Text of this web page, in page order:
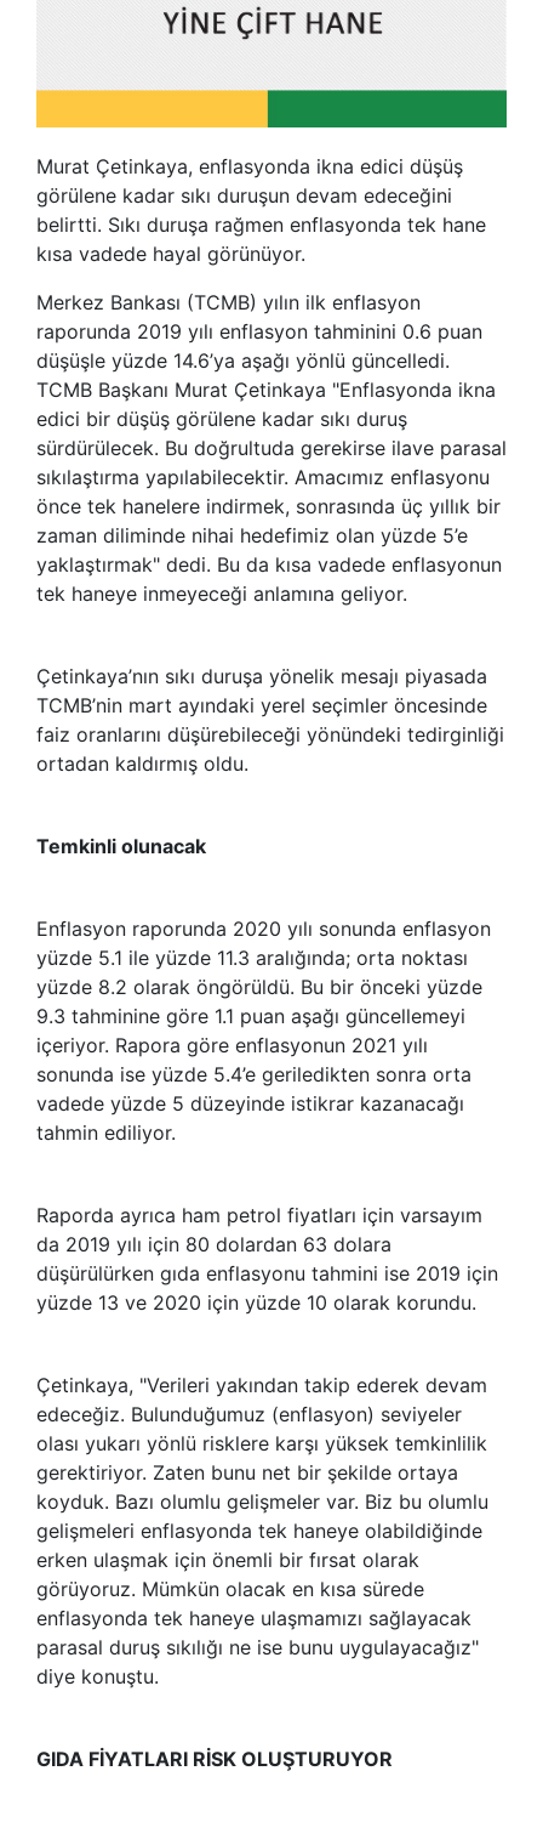
Murat Çetinkaya, enflasyonda ikna edici düşüş
görülene kadar sıkı duruşun devam edeceğini
belirtti. Sıkı duruşa rağmen enflasyonda tek hane
kısa vadede hayal görünüyor.
Merkez Bankası (TCMB) yılın ilk enflasyon
raporunda 2019 yılı enflasyon tahminini 0.6 puan
düşüşle yüzde 14.6’ya aşağı yönlü güncelledi.
TCMB Başkanı Murat Çetinkaya "Enflasyonda ikna
edici bir düşüş görülene kadar sıkı duruş
sürdürülecek. Bu doğrultuda gerekirse ilave parasal
sıkılaştırma yapılabilecektir. Amacımız enflasyonu
önce tek hanelere indirmek, sonrasında üç yıllık bir
zaman diliminde nihai hedefimiz olan yüzde 5’e
yaklaştırmak" dedi. Bu da kısa vadede enflasyonun
tek haneye inmeyeceği anlamına geliyor.
Çetinkaya’nın sıkı duruşa yönelik mesajı piyasada
TCMB’nin mart ayındaki yerel seçimler öncesinde
faiz oranlarını düşürebileceği yönündeki tedirginliği
ortadan kaldırmış oldu.
Temkinli olunacak
Enflasyon raporunda 2020 yılı sonunda enflasyon
yüzde 5.1 ile yüzde 11.3 aralığında; orta noktası
yüzde 8.2 olarak öngörüldü. Bu bir önceki yüzde
9.3 tahminine göre 1.1 puan aşağı güncellemeyi
içeriyor. Rapora göre enflasyonun 2021 yılı
sonunda ise yüzde 5.4’e geriledikten sonra orta
vadede yüzde 5 düzeyinde istikrar kazanacağı
tahmin ediliyor.
Raporda ayrıca ham petrol fiyatları için varsayım
da 2019 yılı için 80 dolardan 63 dolara
düşürülürken gıda enflasyonu tahmini ise 2019 için
yüzde 13 ve 2020 için yüzde 10 olarak korundu.
Çetinkaya, "Verileri yakından takip ederek devam
edeceğiz. Bulunduğumuz (enflasyon) seviyeler
olası yukarı yönlü risklere karşı yüksek temkinlilik
gerektiriyor. Zaten bunu net bir şekilde ortaya
koyduk. Bazı olumlu gelişmeler var. Biz bu olumlu
gelişmeleri enflasyonda tek haneye olabildiğinde
erken ulaşmak için önemli bir fırsat olarak
görüyoruz. Mümkün olacak en kısa sürede
enflasyonda tek haneye ulaşmamızı sağlayacak
parasal duruş sıkılığı ne ise bunu uygulayacağız"
diye konuştu.
GIDA FİYATLARI RİSK OLUŞTURUYOR